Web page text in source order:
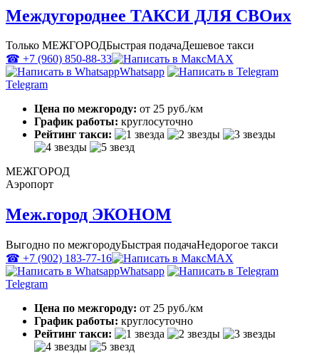
Междугороднее ТАКСИ ДЛЯ СВОих
Только МЕЖГОРОДБыстрая подачаДешевое такси
☎ +7 (960) 850-88-33
MAX
Whatsapp
Telegram
Цена по межгороду: от 25 руб./км
График работы: круглосуточно
Рейтинг такси:
МЕЖГОРОД
Аэропорт
Меж.город ЭКОНОМ
Выгодно по межгородуБыстрая подачаНедорогое такси
☎ +7 (902) 183-77-16
MAX
Whatsapp
Telegram
Цена по межгороду: от 25 руб./км
График работы: круглосуточно
Рейтинг такси: